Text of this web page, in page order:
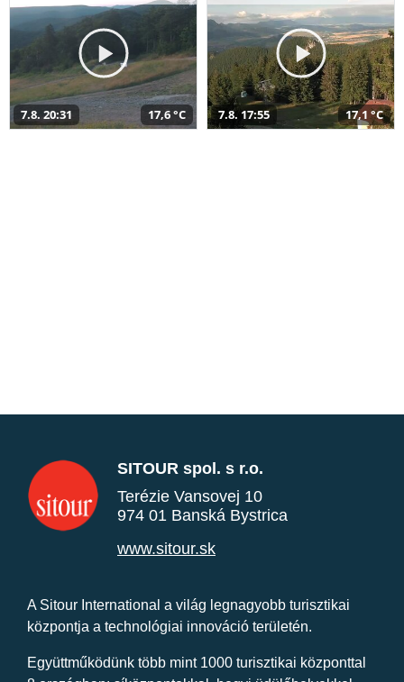
7.8. 20:31 17,6 °C 7.8. 17:55 17,1 °C
SITOUR spol. s r.o.
Terézie Vansovej 10
974 01 Banská Bystrica
www.sitour.sk
A Sitour International a világ legnagyobb turisztikai
központja a technológiai innováció területén.
Együttműködünk több mint 1000 turisztikai központtal